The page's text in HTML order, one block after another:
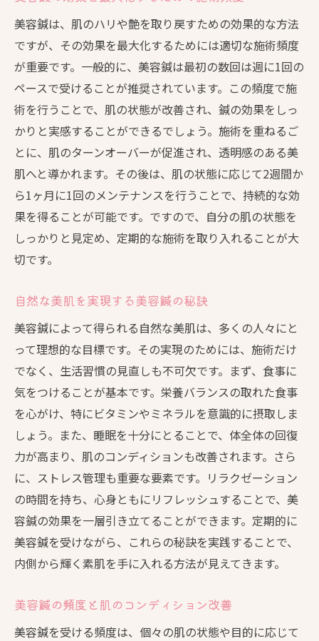
美容鍼は、肌のハリや艶を取り戻すための効果的な方法
ですが、その効果を最大化するためには適切な施術頻度
が重要です。一般的に、美容鍼は最初の数回は週に1回の
ペースで受けることが推奨されています。この頻度で施
術を行うことで、肌の状態が改善され、鍼の効果をしっ
かりと実感することができるでしょう。施術を重ねるご
とに、肌のターンオーバーが促進され、透明感のある美
肌へと導かれます。その後は、肌の状態に応じて2週間か
ら1ヶ月に1回のメンテナンスを行うことで、持続的な効
果を得ることが可能です。ですので、自分の肌の状態を
しっかりと見定め、定期的な施術を取り入れることが大
切です。
自然な美肌を実現する美容鍼の秘訣
美容鍼によって得られる自然な美肌は、多くの人々にと
って理想的な目標です。その実現のためには、施術だけ
でなく、生活習慣の見直しも不可欠です。まず、食事に
気をつけることが基本です。栄養バランスの取れた食事
を心がけ、特にビタミンやミネラルを意識的に摂取しま
しょう。また、睡眠を十分にとることで、体全体の回復
力が高まり、肌のコンディションも改善されます。さら
に、ストレス管理も重要な要素です。リラクゼーション
の時間を持ち、心身ともにリフレッシュすることで、美
容鍼の効果を一層引き立てることができます。定期的に
美容鍼を受けながら、これらの秘訣を実践することで、
内側から輝く素肌を手に入れる方法が見えてきます。
美容鍼の頻度と肌のコンディション改善
美容鍼を受ける頻度は、個々の肌の状態や目的に応じて